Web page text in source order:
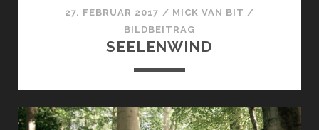
27. FEBRUAR 2017 / MICK VAN BIT /
BILDBEITRAG
SEELENWIND